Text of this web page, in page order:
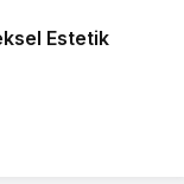
Estetik